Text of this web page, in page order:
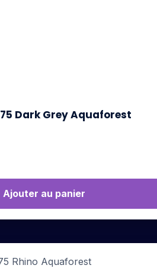
Dark Grey Aquaforest
Ajouter au panier